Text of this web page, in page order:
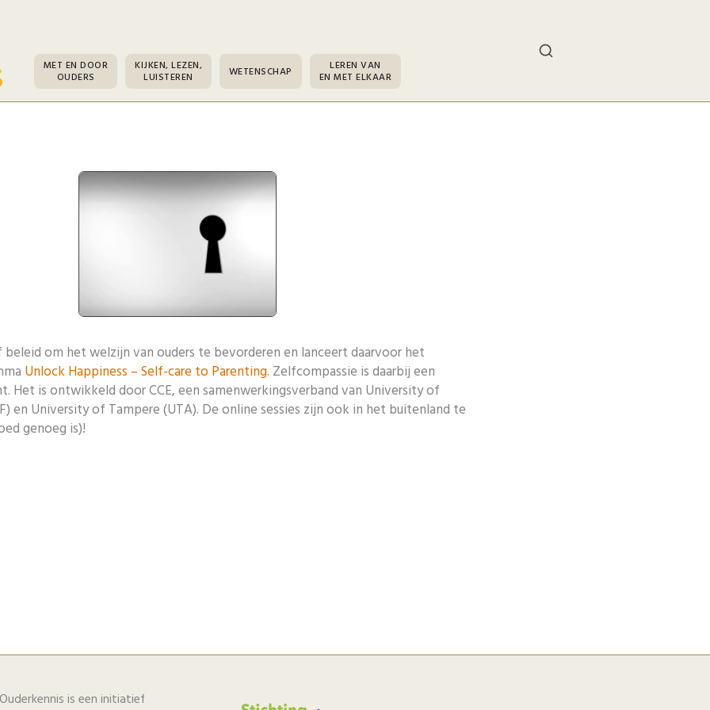
MET EN DOOR
OUDERS
KIJKEN, LEZEN,
LUISTEREN WETENSCHAP LEREN VAN
EN MET ELKAAR
om het welzijn van ouders te bevorderen en lanceert daarvoor het
Unlock Happiness – Self-care to Parenting. Zelfcompassie is daarbij een
Het is ontwikkeld door CCE, een samenwerkingsverband van University of
en University of Tampere (UTA). De online sessies zijn ook in het buitenland te
genoeg is)!
Ouderkennis is een initiatief